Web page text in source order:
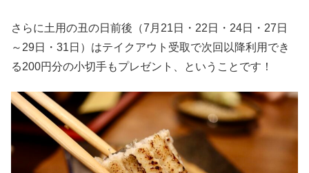
さらに土用の丑の日前後（7月21日・22日・24日・27日
～29日・31日）はテイクアウト受取で次回以降利用でき
る200円分の小切手もプレゼント、ということです！